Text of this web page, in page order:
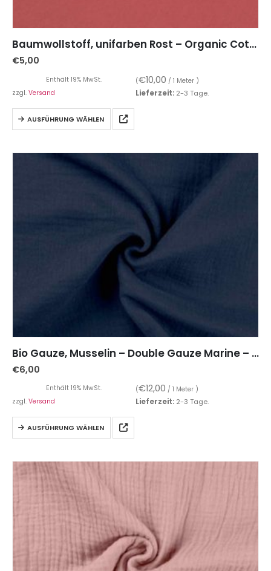
Baumwollstoff, unifarben Rost – Organic Cotton
€5,00
Enthält 19% MwSt. (€10,00 / 1 Meter )
zzgl. Versand Lieferzeit: 2-3 Tage.
AUSFÜHRUNG WÄHLEN
Bio Gauze, Musselin – Double Gauze Marine – unifarben
€6,00
Enthält 19% MwSt. (€12,00 / 1 Meter )
zzgl. Versand Lieferzeit: 2-3 Tage.
AUSFÜHRUNG WÄHLEN